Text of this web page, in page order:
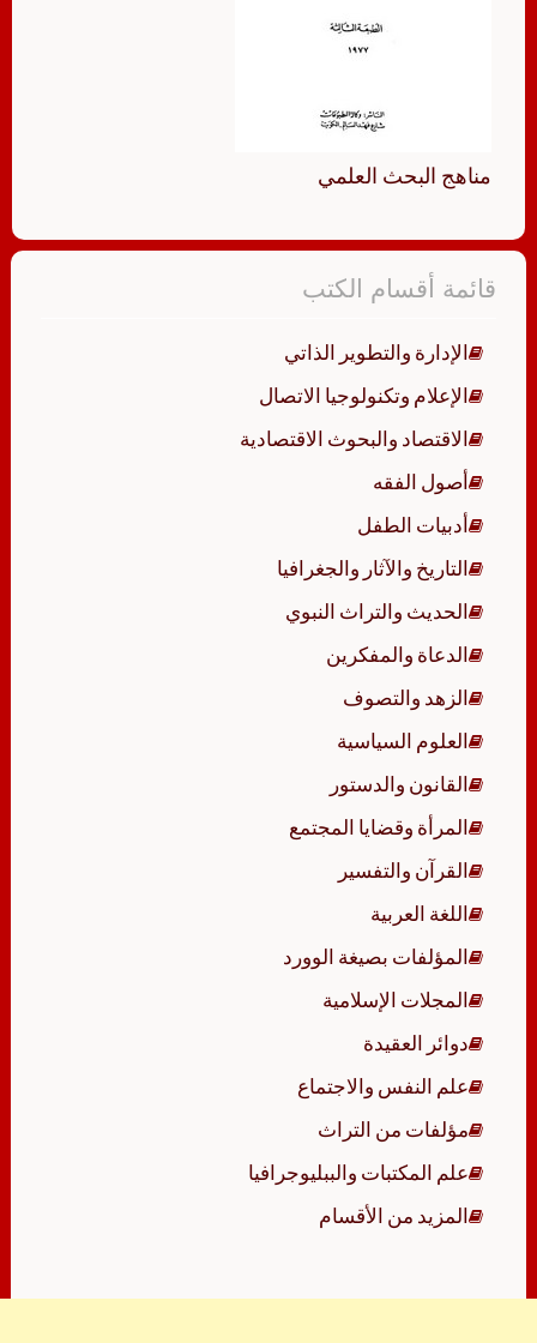
مناهج البحث العلمي
قائمة أقسام الكتب
الإدارة والتطوير الذاتي
الإعلام وتكنولوجيا الاتصال
الاقتصاد والبحوث الاقتصادية
أصول الفقه
أدبيات الطفل
التاريخ والآثار والجغرافيا
الحديث والتراث النبوي
الدعاة والمفكرين
الزهد والتصوف
العلوم السياسية
القانون والدستور
المرأة وقضايا المجتمع
القرآن والتفسير
اللغة العربية
المؤلفات بصيغة الوورد
المجلات الإسلامية
دوائر العقيدة
علم النفس والاجتماع
مؤلفات من التراث
علم المكتبات والببليوجرافيا
المزيد من الأقسام